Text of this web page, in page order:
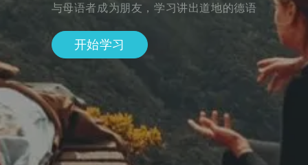
与母语者成为朋友，学习讲出道地的德语
开始学习